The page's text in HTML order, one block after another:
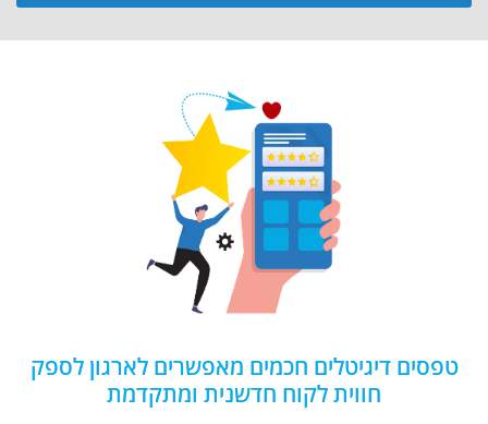
טפסים דיגיטלים חכמים מאפשרים לארגון לספק
חווית לקוח חדשנית ומתקדמת